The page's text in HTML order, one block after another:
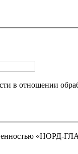
в отношении
«НОРД-